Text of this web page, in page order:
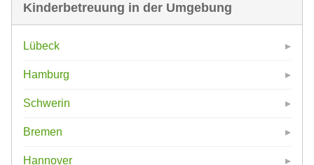
Kinderbetreuung in der Umgebung
Lübeck
Hamburg
Schwerin
Bremen
Hannover